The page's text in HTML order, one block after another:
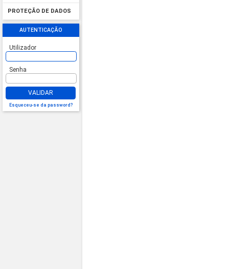
PROTEÇÃO DE DADOS
AUTENTICAÇÃO
Utilizador
Senha
VALIDAR
Esqueceu-se da password?